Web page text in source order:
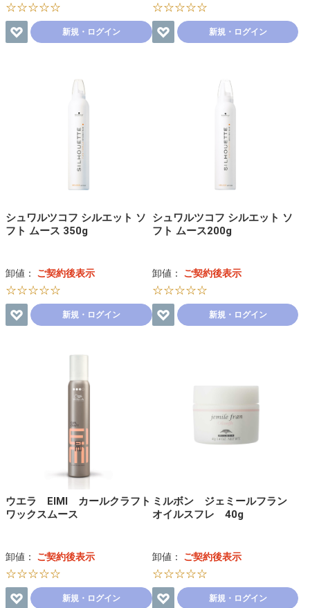
☆☆☆☆☆
新規・ログイン
☆☆☆☆☆
新規・ログイン
シュワルツコフ シルエット ソ
フト ムース 350g
卸値： ご契約後表示
☆☆☆☆☆
新規・ログイン
シュワルツコフ シルエット ソ
フト ムース200g
卸値： ご契約後表示
☆☆☆☆☆
新規・ログイン
ウエラ EIMI カールクラフト
ワックスムース
卸値： ご契約後表示
☆☆☆☆☆
新規・ログイン
ミルボン ジェミールフラン
オイルスフレ 40g
卸値： ご契約後表示
☆☆☆☆☆
新規・ログイン